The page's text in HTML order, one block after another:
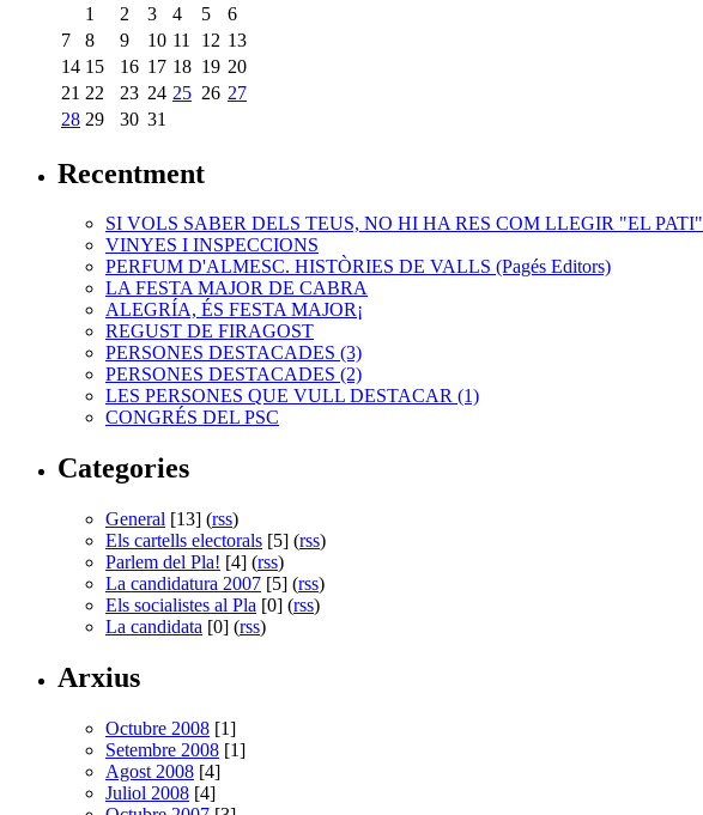
1
2 3 4 5
6
7
8 9 10 11 12 13
14 15 16 17 18 19 20
21 22 23 24 25 26 27
28 29 30 31
Recentment
SI VOLS SABER DELS TEUS, NO HI HA RES COM LLEGIR "EL PATI"
VINYES I INSPECCIONS
PERFUM D'ALMESC. HISTÒRIES DE VALLS (Pagés Editors)
LA FESTA MAJOR DE CABRA
ALEGRÍA, ÉS FESTA MAJOR¡
REGUST DE FIRAGOST
PERSONES DESTACADES (3)
PERSONES DESTACADES (2)
LES PERSONES QUE VULL DESTACAR (1)
CONGRÉS DEL PSC
Categories
General [13] (rss)
Els cartells electorals [5] (rss)
Parlem del Pla! [4] (rss)
La candidatura 2007 [5] (rss)
Els socialistes al Pla [0] (rss)
La candidata [0] (rss)
Arxius
Octubre 2008 [1]
Setembre 2008 [1]
Agost 2008 [4]
Juliol 2008 [4]